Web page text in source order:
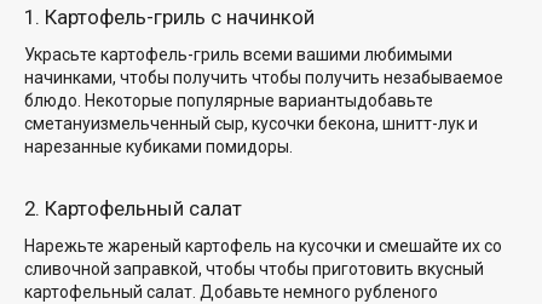
1. Картофель-гриль с начинкой
Украсьте картофель-гриль всеми вашими любимыми
начинками, чтобы получить чтобы получить незабываемое
блюдо . Некоторые популярные вариантыдобавьте
сметануизмельченный сыр, кусочки бекона, шнитт-лук и
нарезанные кубиками помидоры.
2. Картофельный салат
Нарежьте жареный картофель на кусочки и смешайте их со
сливочной заправкой, чтобы чтобы приготовить вкусный
картофельный салат . Добавьте немного рубленого